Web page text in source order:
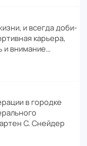
и всегда доби­
карьера,
и внимание…
в городке
С. Снейдер